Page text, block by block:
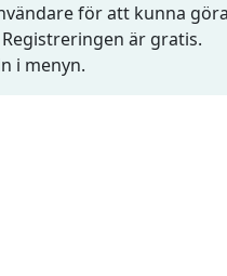
för att kunna
Registreringen är gratis.
i menyn.